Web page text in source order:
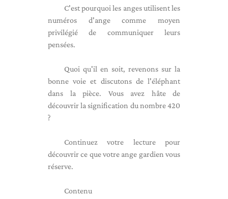
C'est pourquoi les anges utilisent les
numéros d'ange comme moyen
privilégié de communiquer leurs
pensées.
Quoi qu'il en soit, revenons sur la
bonne voie et discutons de l'éléphant
dans la pièce. Vous avez hâte de
découvrir la signification du nombre 420
?
Continuez votre lecture pour
découvrir ce que votre ange gardien vous
réserve.
Contenu